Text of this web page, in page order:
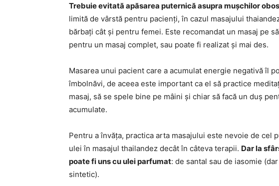
Trebuie evitată apăsarea puternică asupra mușchilor
limită de vârstă pentru pacienți, în cazul masajului
bărbați cât și pentru femei. Este recomandat un masaj pe
pentru un masaj complet, sau poate fi realizat și mai des.
Masarea unui pacient care a acumulat energie negativă îl
îmbolnăvi, de aceea este important ca el să practice
masaj, să se spele bine pe mâini și chiar să facă un duș
acumulate.
Pentru a învăța, practica arta masajului este nevoie de cel
ulei în masajul thailandez decât în câteva terapii. Dar la
poate fi uns cu ulei parfumat: de santal sau de iasomie
sintetic).